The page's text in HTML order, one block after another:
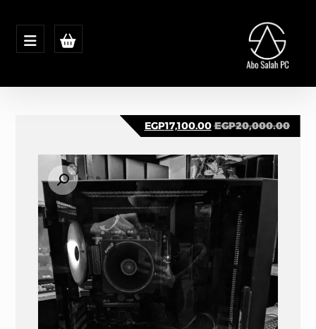
تكبير الصورة
EGP20,000.00
EGP17,100.00